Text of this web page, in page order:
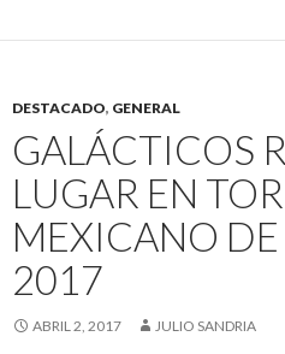
DESTACADO, GENERAL
GALÁCTICOS
LUGAR EN
MEXICANO
2017
ABRIL 2, 2017 JULIO SANDRIA